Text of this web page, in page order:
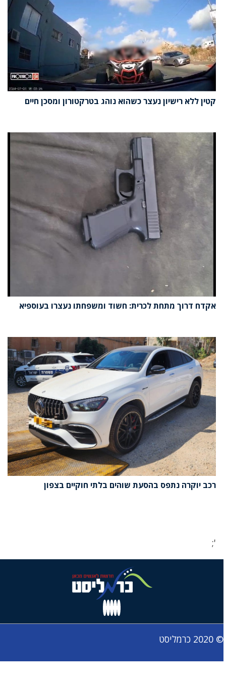
קטין ללא רישיון נעצר כשהוא נוהג בטרקטורון ומסכן חיים
אקדח דרוך מתחת לכרית: חשוד ומשפחתו נעצרו בעוספיא
רכב יוקרה נתפס בהסעת שוהים בלתי חוקיים בצפון
';
© 2020 כרמליסט